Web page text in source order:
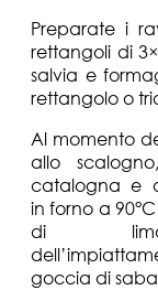
Preparate i
rettangoli di
salvia e
rettangolo o
Al momento
allo
catalogna e
in forno a
di
goccia di